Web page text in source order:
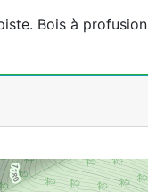
Bois à